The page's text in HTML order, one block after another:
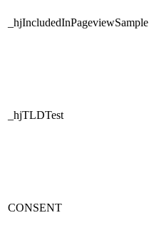
_hjIncludedInPageviewSample
_hjTLDTest
CONSENT